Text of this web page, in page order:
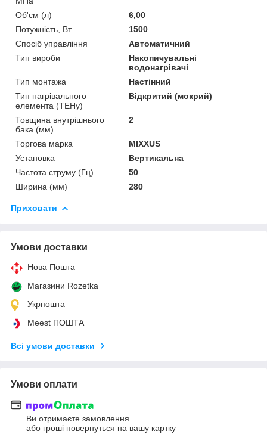
Об'єм (л)
6,00
Потужність, Вт
1500
Спосіб управління
Автоматичний
Тип вироби
Накопичувальні
водонагрівачі
Тип монтажа
Настінний
Тип нагрівального
елемента (ТЕНу)
Відкритий (мокрий)
Товщина внутрішнього
бака (мм)
2
Торгова марка
MIXXUS
Установка
Вертикальна
Частота струму (Гц)
50
Ширина (мм)
280
Приховати
Умови доставки
Нова Пошта
Магазини Rozetka
Укрпошта
Meest ПОШТА
Всі умови доставки
Умови оплати
Ви отримаєте замовлення
або гроші повернуться на вашу картку